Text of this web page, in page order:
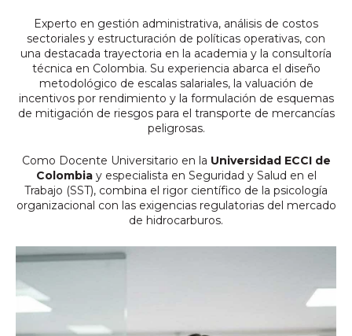
Experto en gestión administrativa, análisis de costos
sectoriales y estructuración de políticas operativas, con
una destacada trayectoria en la academia y la consultoría
técnica en Colombia. Su experiencia abarca el diseño
metodológico de escalas salariales, la valuación de
incentivos por rendimiento y la formulación de esquemas
de mitigación de riesgos para el transporte de mercancías
peligrosas.
Como Docente Universitario en la Universidad ECCI de
Colombiay especialista en Seguridad y Salud en el
Trabajo (SST), combina el rigor científico de la psicología
organizacional con las exigencias regulatorias del mercado
de hidrocarburos.